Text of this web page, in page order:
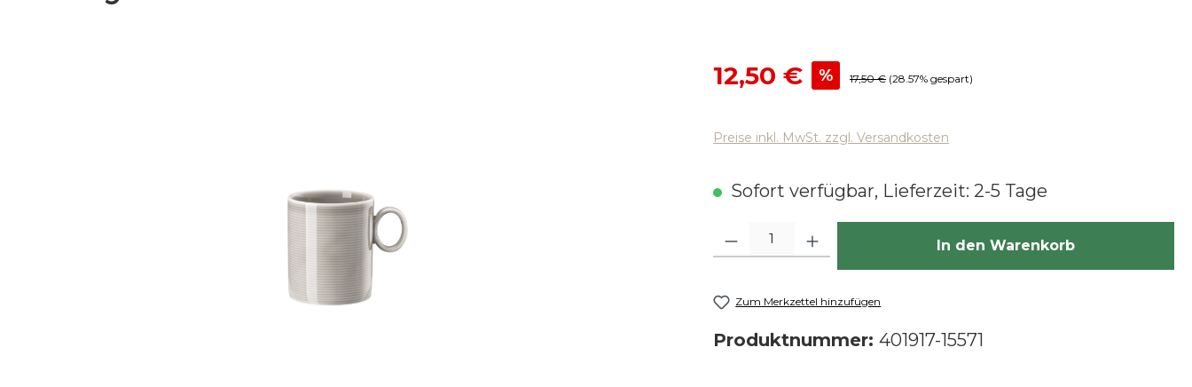
Verkaufspreis:
12,50 € % Regulärer Preis:
17,50 € (28.57% gespart)
Preise inkl. MwSt. zzgl. Versandkosten
Sofort verfügbar, Lieferzeit: 2-5 Tage
Produkt Anzahl: Gib den gewünschten Wert ein oder benutze die
In den Warenkorb
Zum Merkzettel hinzufügen
Produktnummer: 401917-15571